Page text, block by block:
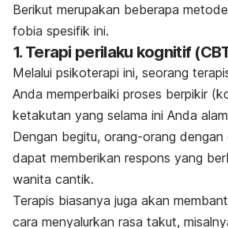
Berikut merupakan beberapa
fobia spesifik ini.
1. Terapi perilaku kognitif
Melalui psikoterapi ini, seorang
Anda memperbaiki proses berpikir
ketakutan yang selama ini Anda
Dengan begitu, orang-orang dengan
dapat memberikan respons yang
wanita cantik.
Terapis biasanya juga akan
cara menyalurkan rasa takut,